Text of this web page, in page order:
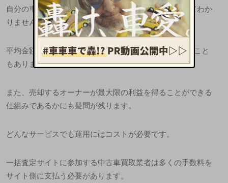
自分の車を査定してくれるかどうかは、はっきり言ってわか
りません。
平均金額と最高買取金額には、100万円以上の差があること
もありました…。
また、売却するオーナーが最大限の利益を得ることができる
仕組みであるかにも疑問が残ります。
どんなサービスでも運用にはコストが必要です。
一括査定サイトに参加する中古車買取業者は多くの手数料を
サイト側に支払う必要があります。